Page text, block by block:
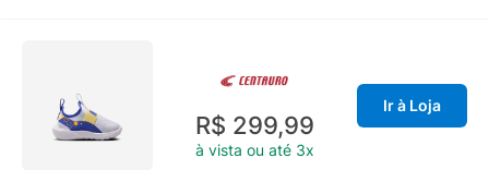
R$ 299,99
à vista ou até 3x
Ir à Loja